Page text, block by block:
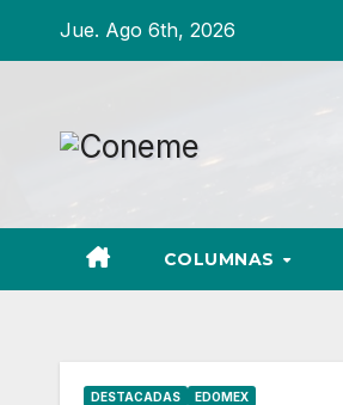
Jue. Ago 6th, 2026
COLUMNAS
DESTACADAS EDOMEX